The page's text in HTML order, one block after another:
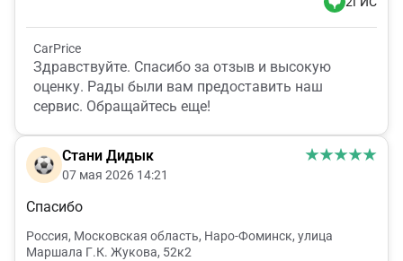
CarPrice
Здравствуйте. Спасибо за отзыв и высокую
оценку. Рады были вам предоставить наш
сервис. Обращайтесь еще!
Стани Дидык
07 мая 2026 14:21
Спасибо
Россия, Московская область, Наро-Фоминск, улица
Маршала Г.К. Жукова, 52к2